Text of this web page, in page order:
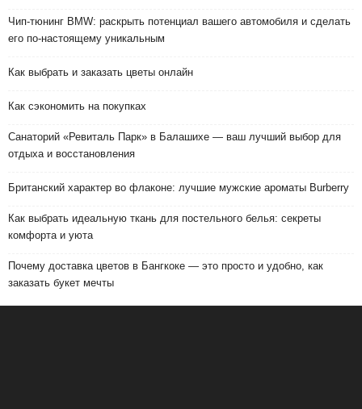
Чип-тюнинг BMW: раскрыть потенциал вашего автомобиля и сделать
его по-настоящему уникальным
Как выбрать и заказать цветы онлайн
Как сэкономить на покупках
Санаторий «Ревиталь Парк» в Балашихе — ваш лучший выбор для
отдыха и восстановления
Британский характер во флаконе: лучшие мужские ароматы Burberry
Как выбрать идеальную ткань для постельного белья: секреты
комфорта и уюта
Почему доставка цветов в Бангкоке — это просто и удобно, как
заказать букет мечты